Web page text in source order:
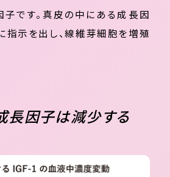
です。真皮の中にある成長因
指示を出し、線維芽細胞を増殖
長因子は減少する